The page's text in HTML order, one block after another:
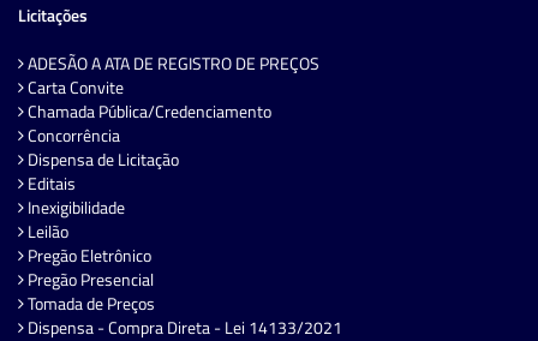
Licitações
ADESÃO A ATA DE REGISTRO DE PREÇOS
Carta Convite
Chamada Pública/Credenciamento
Concorrência
Dispensa de Licitação
Editais
Inexigibilidade
Leilão
Pregão Eletrônico
Pregão Presencial
Tomada de Preços
Dispensa - Compra Direta - Lei 14133/2021